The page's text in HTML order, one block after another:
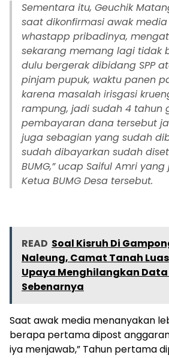
Sementara itu, Geuchik
saat dikonfirmasi awak
whastapp pribadinya,
sekarang memang lagi tidak
dulu bergerak dibidang SPP
pinjam pupuk, waktu panen
karena masalah irisgasi
rampung, jadi sudah 4 tahun
pembayaran dana tersebut
juga sebagian yang sudah
sudah dibayarkan sudah
BUMG,” ucap Saiful Amri
Ketua BUMG Desa tersebut.
READ Soal Kisruh Di
Naleung, Camat Tanah
Upaya Menghilangkan
Sebenarnya
Saat awak media menanyakan
berapa pertama dipost anggaran
iya menjawab,” Tahun pertama